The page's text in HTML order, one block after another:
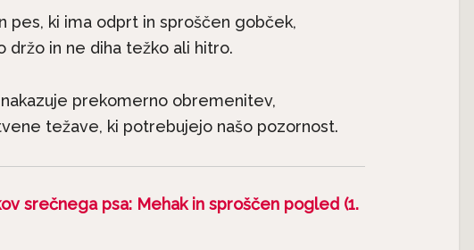
pes, ki ima odprt in sproščen gobček,
in ne diha težko ali hitro.
nakazuje prekomerno obremenitev,
težave, ki potrebujejo našo pozornost.
srečnega psa: Mehak in sproščen pogled (1.
Žal mnoge mačke
anatomija: 9. del – Mačji